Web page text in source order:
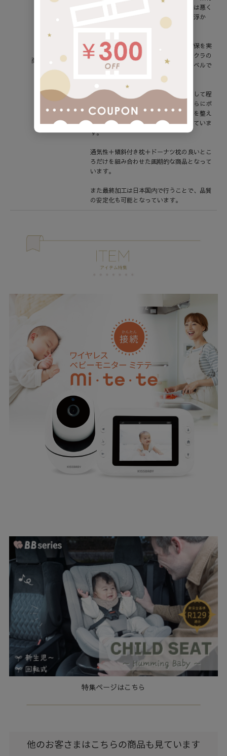
商品説明
をつかっても、密度がある限り通気性は悪く
なります。そこで考え着いた答えが「浮か
マクラを浮かすことにより通気性の確保を実
現し、熱のこもりやすい赤ちゃん用マクラの
熱や湿気も今まででは考えられないレベルで
放出することが可能となりました。
マクラ部分には立体クッションを採用して程
よい固さのクッション性を持たし、さらにボ
ウル状の加工を追加することで頭の形を整え
る、今までのドーナツ枕の機能も有していま
す。
通気性＋傾斜付き枕＋ドーナツ枕の良いとこ
ろだけを組み合わせた画期的な商品となって
います。
また最終加工は日本国内で行うことで、品質
の安定化も可能となっています。
特集ページはこちら
他のお客さまはこちらの商品も見ています